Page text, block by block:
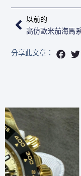
上一頁
以前的
分享此文章：